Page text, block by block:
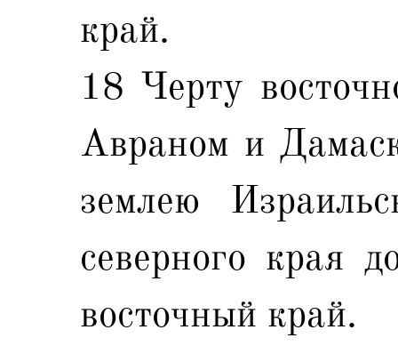
край.
18 Черту
Авраном и
землею
северного края
восточный край.